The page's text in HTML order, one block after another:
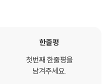
한줄평
첫번째 한줄평을
남겨주세요.